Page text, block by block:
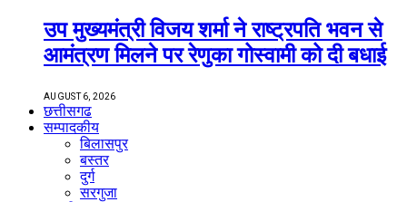
उप मुख्यमंत्री विजय शर्मा ने राष्ट्रपति भवन से
आमंत्रण मिलने पर रेणुका गोस्वामी को दी बधाई
AUGUST 6, 2026
छत्तीसगढ
सम्पादकीय
बिलासपुर
बस्तर
दुर्ग
सरगुजा